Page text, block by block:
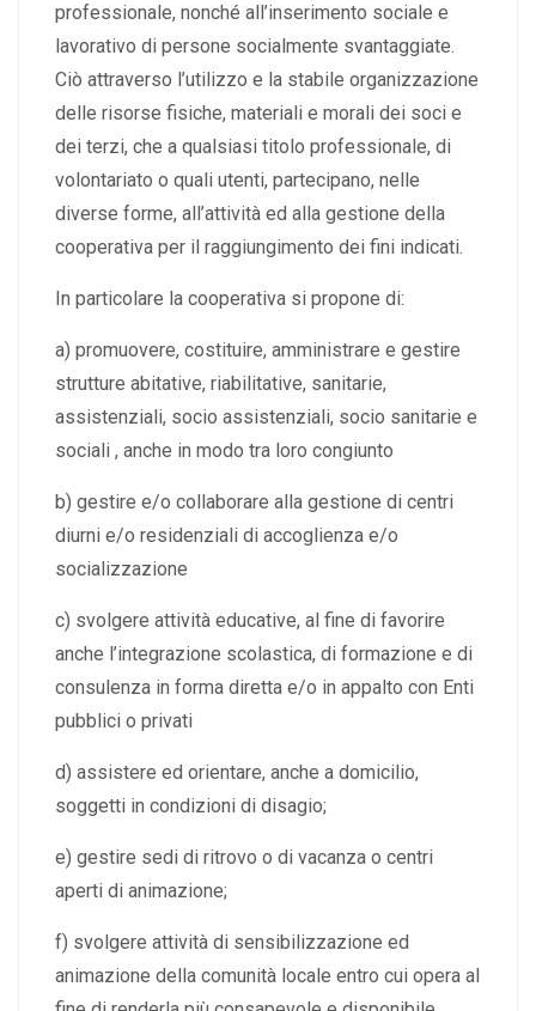
professionale, nonché all’inserimento sociale e
lavorativo di persone socialmente svantaggiate.
Ciò attraverso l’utilizzo e la stabile organizzazione
delle risorse fisiche, materiali e morali dei soci e
dei terzi, che a qualsiasi titolo professionale, di
volontariato o quali utenti, partecipano, nelle
diverse forme, all’attività ed alla gestione della
cooperativa per il raggiungimento dei fini indicati.
In particolare la cooperativa si propone di:
a) promuovere, costituire, amministrare e gestire
strutture abitative, riabilitative, sanitarie,
assistenziali, socio assistenziali, socio sanitarie e
sociali , anche in modo tra loro congiunto
b) gestire e/o collaborare alla gestione di centri
diurni e/o residenziali di accoglienza e/o
socializzazione
c) svolgere attività educative, al fine di favorire
anche l’integrazione scolastica, di formazione e di
consulenza in forma diretta e/o in appalto con Enti
pubblici o privati
d) assistere ed orientare, anche a domicilio,
soggetti in condizioni di disagio;
e) gestire sedi di ritrovo o di vacanza o centri
aperti di animazione;
f) svolgere attività di sensibilizzazione ed
animazione della comunità locale entro cui opera al